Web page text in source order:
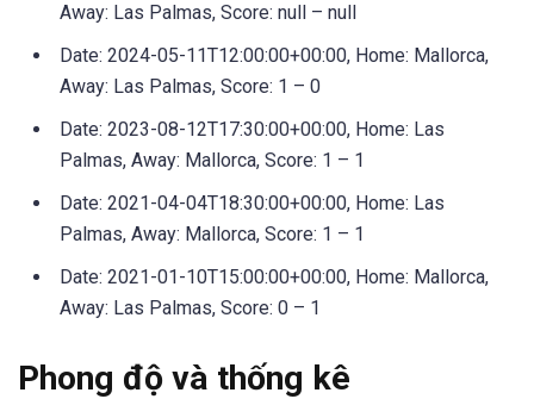
Away: Las Palmas, Score: null – null
Date: 2024-05-11T12:00:00+00:00, Home: Mallorca,
Away: Las Palmas, Score: 1 – 0
Date: 2023-08-12T17:30:00+00:00, Home: Las
Palmas, Away: Mallorca, Score: 1 – 1
Date: 2021-04-04T18:30:00+00:00, Home: Las
Palmas, Away: Mallorca, Score: 1 – 1
Date: 2021-01-10T15:00:00+00:00, Home: Mallorca,
Away: Las Palmas, Score: 0 – 1
Phong độ và thống kê